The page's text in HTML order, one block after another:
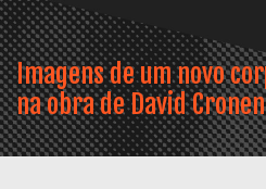
Imagens de um novo
na obra de David